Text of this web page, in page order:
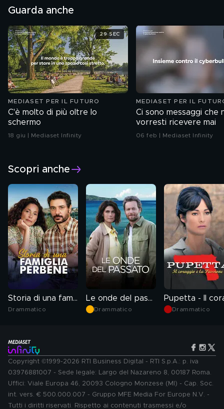
Guarda anche
MEDIASET PER IL FUTURO
C'è molto di più oltre lo
schermo
18 giu | Mediaset Infinity
29 SEC
MEDIASET PER IL
Ci sono messaggi che
vorresti ricevere mai
06 feb | Mediaset Infinity
Scopri anche
Storia di una famiglia perbene
Drammatico
Le onde del passato
Drammatico Drammatico
Copyright ©1999-2026 RTI Business Digital - RTI S.p.A.: p. iva
03976881007 - Sede legale: Largo del Nazareno 8, 00187 Roma.
Uffici: Viale Europa 46, 20093 Cologno Monzese (MI) - Cap. Soc.
int. vers. € 500.000.007 - Gruppo MFE Media For Europe N.V. -
Tutti i diritti riservati. Rispetto ai contenuti trasmessi e/o